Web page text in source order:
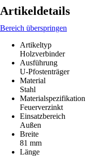
Artikeldetails
Bereich überspringen
Artikeltyp
Holzverbinder
Ausführung
U-Pfostenträger
Material
Stahl
Materialspezifikation
Feuerverzinkt
Einsatzbereich
Außen
Breite
81 mm
Länge